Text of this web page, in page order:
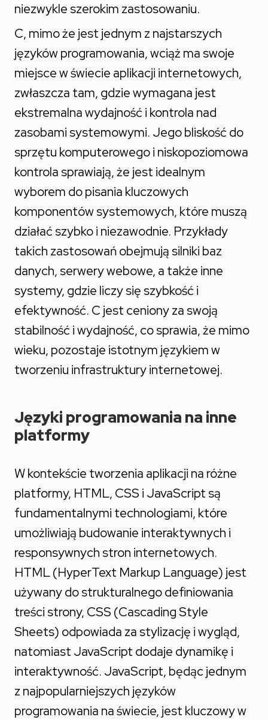
niezwykle szerokim zastosowaniu.
C, mimo że jest jednym z najstarszych
języków programowania, wciąż ma swoje
miejsce w świecie aplikacji internetowych,
zwłaszcza tam, gdzie wymagana jest
ekstremalna wydajność i kontrola nad
zasobami systemowymi. Jego bliskość do
sprzętu komputerowego i niskopoziomowa
kontrola sprawiają, że jest idealnym
wyborem do pisania kluczowych
komponentów systemowych, które muszą
działać szybko i niezawodnie. Przykłady
takich zastosowań obejmują silniki baz
danych, serwery webowe, a także inne
systemy, gdzie liczy się szybkość i
efektywność. C jest ceniony za swoją
stabilność i wydajność, co sprawia, że mimo
wieku, pozostaje istotnym językiem w
tworzeniu infrastruktury internetowej.
Języki programowania na inne
platformy
W kontekście tworzenia aplikacji na różne
platformy, HTML, CSS i JavaScript są
fundamentalnymi technologiami, które
umożliwiają budowanie interaktywnych i
responsywnych stron internetowych.
HTML (HyperText Markup Language) jest
używany do strukturalnego definiowania
treści strony, CSS (Cascading Style
Sheets) odpowiada za stylizację i wygląd,
natomiast JavaScript dodaje dynamikę i
interaktywność. JavaScript, będąc jednym
z najpopularniejszych języków
programowania na świecie, jest kluczowy w